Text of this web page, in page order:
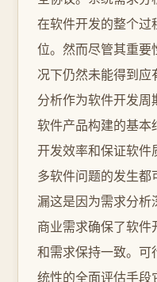
在软件开发的整个过
位。然而尽管其重要
况下仍然未能得到应
分析作为软件开发周
软件产品构建的基本
开发效率和保证软件
多软件问题的发生都
漏这是因为需求分析
商业需求确保了软件
和需求保持一致。可
统性的全面评估手段